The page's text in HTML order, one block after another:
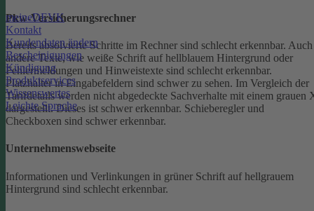
meineDEVK
Kontakt
Kundendaten ändern
Bescheinigungen
Kündigung
Produktservices
Wissenswertes
Leichte Sprache
Pkw-Versicherungsrechner
Bereits absolvierte Schritte im Rechner sind schlecht erkennbar. Auch
andere Texte, wie weiße Schrift auf hellblauem Hintergrund oder
Fehlermeldungen und Hinweistexte sind schlecht erkennbar.
Platzhalter in Eingabefeldern sind schwer zu sehen. Im Vergleich der
Tarifdetails werden nicht abgedeckte Sachverhalte mit einem grauen
dargestellt. Dieses ist schwer erkennbar. Schieberegler und
Checkboxen sind schwer erkennbar.
Unternehmenswebseite
Informationen und Verlinkungen in grüner Schrift auf hellgrauem
Hintergrund sind schlecht erkennbar.